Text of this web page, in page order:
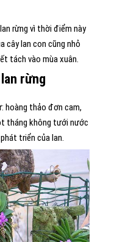
rừng vì thời điểm này
cây lan con cũng nhỏ
tách vào mùa xuân.
rừng
hoàng thảo đơn cam,
tháng không tưới nước
triển của lan.